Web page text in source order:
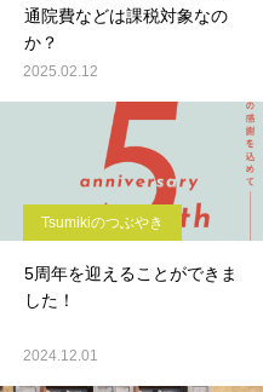
通院費などは課税対象なの
か？
2025.02.12
Tsumikiのつぶやき
5周年を迎えることができま
した！
2024.12.01